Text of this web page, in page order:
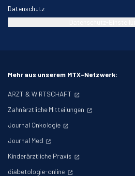
Datenschutz
Mehr aus unserem MTX-Netzwerk:
ARZT & WIRTSCHAFT
Zahnärztliche Mitteilungen
Journal Onkologie
Journal Med
Kinderärztliche Praxis
diabetologie-online